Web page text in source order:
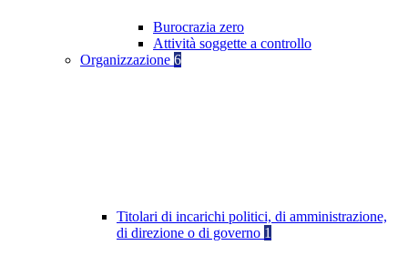
Burocrazia zero
Attività soggette a controllo
Organizzazione 6
Titolari di incarichi politici, di amministrazione,
di direzione o di governo 1